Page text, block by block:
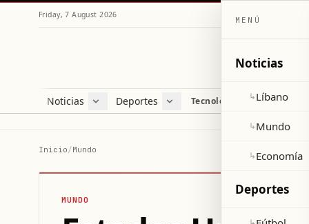
Friday, 7 August 2026
Noticias
Líbano
Deportes
Fútbol
Tecnología y ciencia
Inicio/Mundo
MUNDO
MENÚ
Noticias
↳Líbano
↳Mundo
↳Economía
Deportes